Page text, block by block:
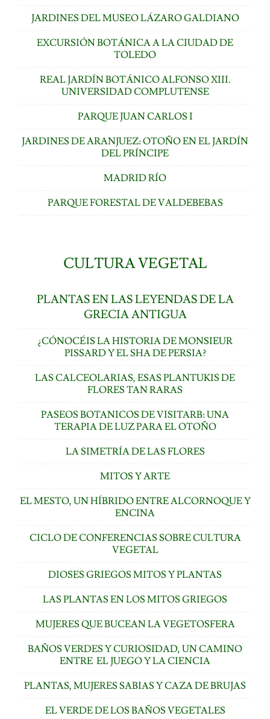
JARDINES DEL MUSEO LÁZARO GALDIANO
EXCURSIÓN BOTÁNICA A LA CIUDAD DE
TOLEDO
REAL JARDÍN BOTÁNICO ALFONSO XIII.
UNIVERSIDAD COMPLUTENSE
PARQUE JUAN CARLOS I
JARDINES DE ARANJUEZ: OTOÑO EN EL JARDÍN
DEL PRÍNCIPE
MADRID RÍO
PARQUE FORESTAL DE VALDEBEBAS
CULTURA VEGETAL
PLANTAS EN LAS LEYENDAS DE LA
GRECIA ANTIGUA
¿CÓNOCÉIS LA HISTORIA DE MONSIEUR
PISSARD Y EL SHA DE PERSIA?
LAS CALCEOLARIAS, ESAS PLANTUKIS DE
FLORES TAN RARAS
PASEOS BOTANICOS DE VISITARB: UNA
TERAPIA DE LUZ PARA EL OTOÑO
LA SIMETRÍA DE LAS FLORES
MITOS Y ARTE
EL MESTO, UN HÍBRIDO ENTRE ALCORNOQUE Y
ENCINA
CICLO DE CONFERENCIAS SOBRE CULTURA
VEGETAL
DIOSES GRIEGOS MITOS Y PLANTAS
LAS PLANTAS EN LOS MITOS GRIEGOS
MUJERES QUE BUCEAN LA VEGETOSFERA
BAÑOS VERDES Y CURIOSIDAD, UN CAMINO
ENTRE EL JUEGO Y LA CIENCIA
PLANTAS, MUJERES SABIAS Y CAZA DE BRUJAS
EL VERDE DE LOS BAÑOS VEGETALES